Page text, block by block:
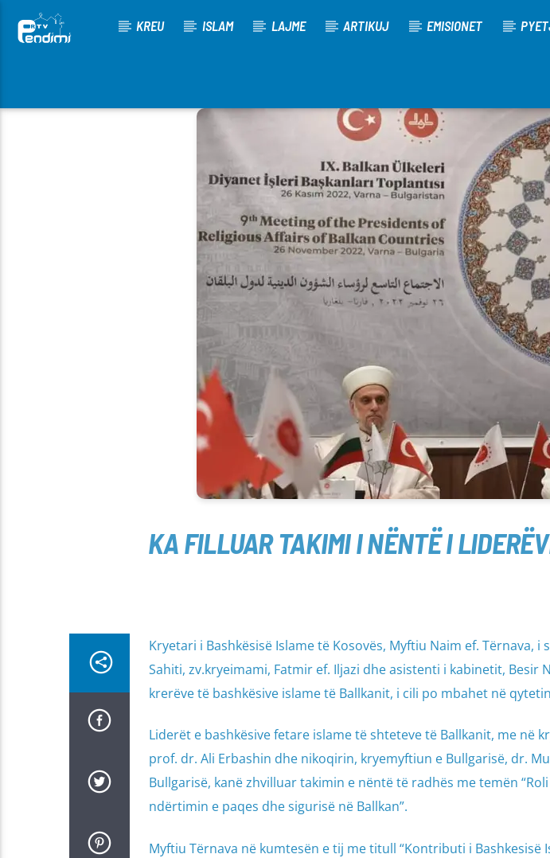
KREU ISLAM LAJME ARTIKUJ EMISIONET
[There are no radio stations in the database]
KA FILLUAR TAKIMI I NËNTË I
Kryetari i Bashkësisë Islame të Kosovës, Myftiu Naim ef. Tërnava,
Sahiti, zv.kryeimami, Fatmir ef. Iljazi dhe asistenti i kabinetit, Besir
krerëve të bashkësive islame të Ballkanit, i cili po mbahet në
Liderët e bashkësive fetare islame të shteteve të Ballkanit, me në
prof. dr. Ali Erbashin dhe nikoqirin, kryemyftiun e Bullgarisë, dr.
Bullgarisë, kanë zhvilluar takimin e nëntë të radhës me temën
ndërtimin e paqes dhe sigurisë në Ballkan”.
Myftiu Tërnava në kumtesën e tij me titull “Kontributi i Bashkesisë